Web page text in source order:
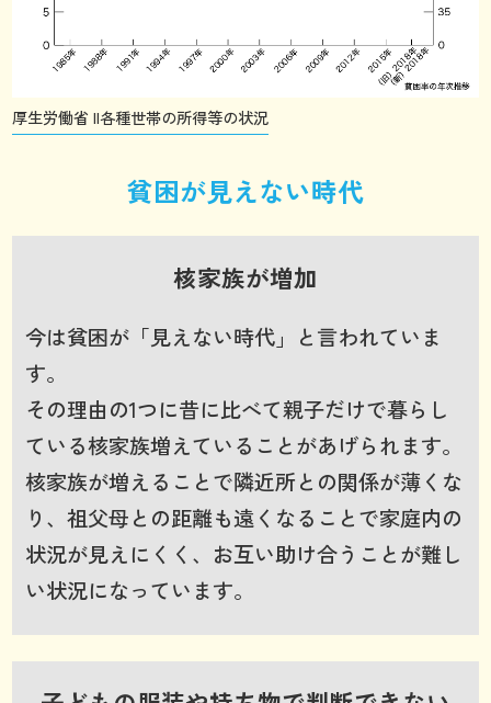
厚生労働省 II各種世帯の所得等の状況
貧困が見えない時代
核家族が増加
今は貧困が「見えない時代」と言われていま
す。
その理由の1つに昔に比べて親子だけで暮らし
ている核家族増えていることがあげられます。
核家族が増えることで隣近所との関係が薄くな
り、祖父母との距離も遠くなることで家庭内の
状況が見えにくく、お互い助け合うことが難し
い状況になっています。